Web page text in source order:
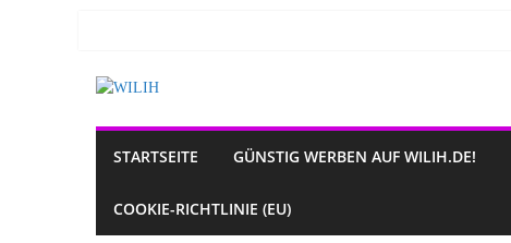
STARTSEITE GÜNSTIG WERBEN AUF WILIH.DE!
COOKIE-RICHTLINIE (EU)